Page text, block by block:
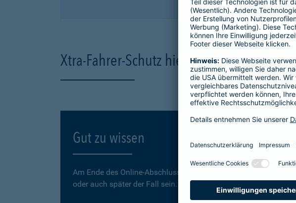
1,
Xtra-Fahrer-Schutz hier online
Gut zu wissen
Am Ende des Online-Abschlusses können Sie selbst
oder auch später der Fall sein.